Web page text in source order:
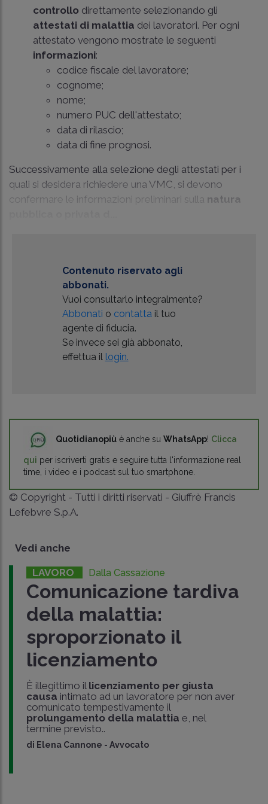
controllo direttamente selezionando gli
attestati di malattia dei lavoratori. Per ogni
attestato vengono mostrate le seguenti
informazioni:
codice fiscale del lavoratore;
cognome;
nome;
numero PUC dell'attestato;
data di rilascio;
data di fine prognosi.
Successivamente alla selezione degli attestati per i
quali si desidera richiedere una VMC, si devono
confermare le informazioni preliminari sulla natura
Contenuto riservato agli
abbonati.
Vuoi consultarlo integralmente?
Abbonati o contatta il tuo
agente di fiducia.
Se invece sei già abbonato,
effettua il login.
Quotidianopiù è anche su WhatsApp! Clicca
qui per iscriverti gratis e seguire tutta l'informazione real
time, i video e i podcast sul tuo smartphone.
© Copyright - Tutti i diritti riservati - Giuffrè Francis
Lefebvre S.p.A.
Vedi anche
LAVORO Dalla Cassazione
Comunicazione tardiva
della malattia:
sproporzionato il
licenziamento
È illegittimo il licenziamento per giusta
causa intimato ad un lavoratore per non aver
comunicato tempestivamente il
prolungamento della malattia e, nel
termine previsto..
di Elena Cannone - Avvocato